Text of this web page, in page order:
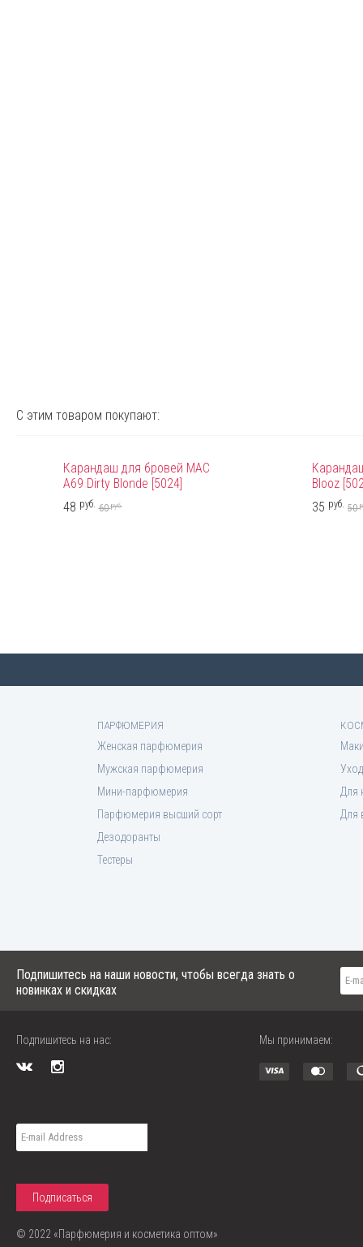
С этим товаром покупают:
Карандаш для бровей MAC
A69 Dirty Blonde [5024]
48 руб. 60руб.
Blooz
35 руб. 50
ПАРФЮМЕРИЯ
Женская парфюмерия
Мужская парфюмерия
Мини-парфюмерия
Парфюмерия высший сорт
Дезодоранты
Тестеры
Для
Для
Подпишитесь на наши новости, чтобы всегда знать о
новинках и скидках
Подпишитесь на нас: Мы принимаем:
© 2022 «Парфюмерия и косметика оптом»